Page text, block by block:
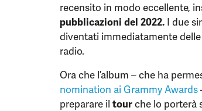
recensito in modo eccellente,
pubblicazioni del 2022. I due
diventati immediatamente
radio.
Ora che l’album – che ha
nomination ai Grammy Awards
preparare il tourche lo porterà